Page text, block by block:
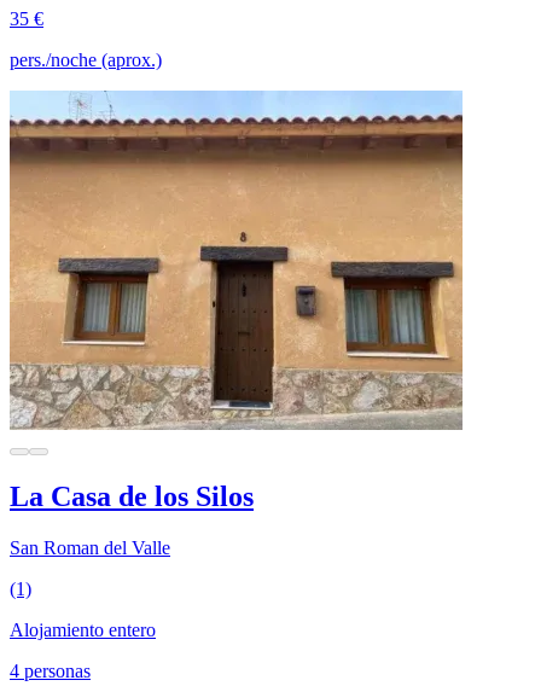
35 €
pers./noche (aprox.)
La Casa de los Silos
San Roman del Valle
(1)
Alojamiento entero
4 personas